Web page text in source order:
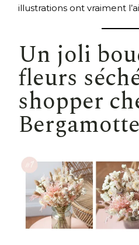
illustrations ont vraiment
Un joli
fleurs
shopper